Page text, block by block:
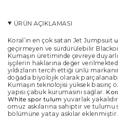
"maximum_of"=>"Maksimum
quantity
}}",
"minimum_of"=>"Minimum
{{
quantity
}}",
"multiples_of"=>"
{{
quantity
}}
ÜRÜN AÇIKLAMASI
Koral’ın en çok satan Jet Jumpsuit
geçirmeyen ve sürdürülebilir
Kumaşın üretiminde çevreye
işçilerin haklarına değer
yıldızların tercih ettiği ünlü
doğada biyolojik olarak
Kumaşın teknolojisi yüksek basınç
yapısı çabuk kurumasını sağlar.
White spor tulum yuvarlak
omuz askılarına sahiptir ve tulumu
bölümüne yatay askılar eklenmiştir.